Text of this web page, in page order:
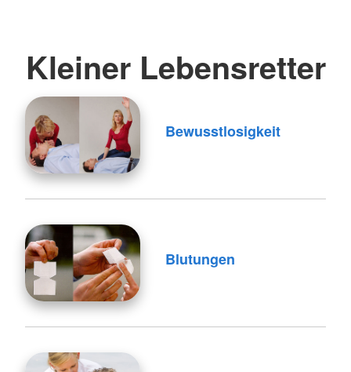
Kleiner Lebensretter
Bewusstlosigkeit
Blutungen